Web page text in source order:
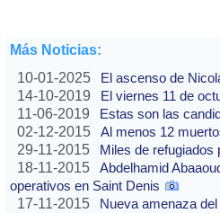
Más Noticias:
10-01-2025
El ascenso de
14-10-2019
El viernes 11 de
11-06-2019
Estas son las
02-12-2015
Al menos 12
29-11-2015
Miles de refugiados
18-11-2015
Abdelhamid
operativos en Saint Denis
17-11-2015
Nueva amenaza